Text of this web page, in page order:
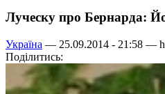
Луческу про Бернарда:
Україна — 25.09.2014 - 21:58 —
Поділитись: